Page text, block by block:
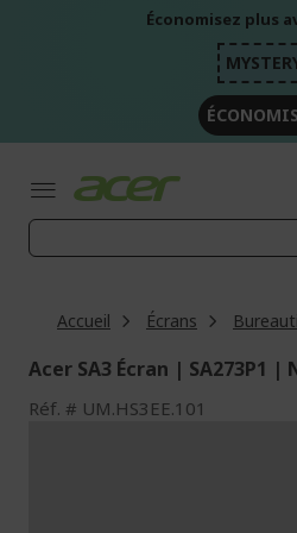
Économisez plus
Accueil Écrans
Acer SA3 Écran | SA273P1 |
Réf. UM.HS3EE.101